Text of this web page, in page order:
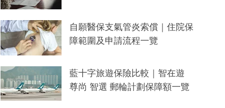
自願醫保支氣管炎索償｜住院保
障範圍及申請流程一覽
藍十字旅遊保險比較｜智在遊
尊尚 智選 郵輪計劃保障額一覽